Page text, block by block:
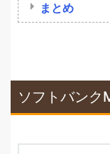
まとめ
ソフトバンク